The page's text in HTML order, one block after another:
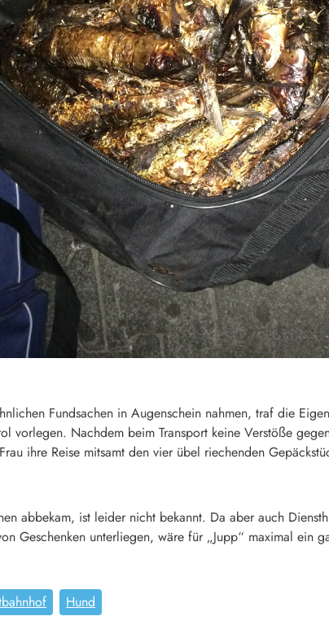
Fundsachen in Augenschein nahmen, traf die
vorlegen. Nachdem beim Transport keine Verstöße
ihre Reise mitsamt den vier übel riechenden
abbekam, ist leider nicht bekannt. Da aber auch
Geschenken unterliegen, wäre für „Jupp“ maximal ein
Hund